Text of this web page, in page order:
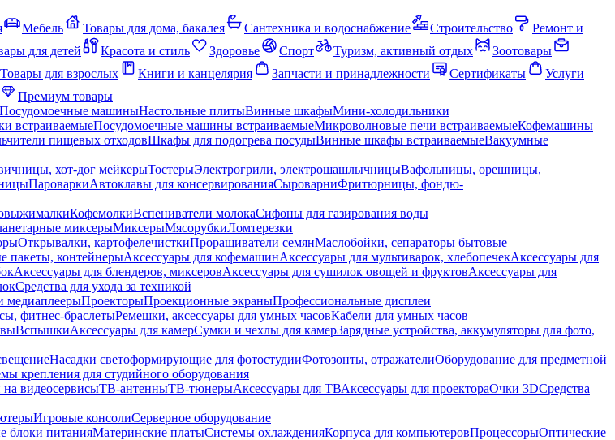
Мебель Товары для дома, бакалея Сантехника и водоснабжение Строительство
Ремонт и
для детей Красота и стиль Здоровье Спорт Туризм, активный отдых
Зоотовары
Товары для взрослых Книги и канцелярия Запчасти и принадлежности Сертификаты
Услуги
Премиум товары
Посудомоечные машиныНастольные плитыВинные шкафыМини-холодильники
встраиваемыеПосудомоечные машины встраиваемыеМикроволновые печи встраиваемыеКофемашины
пищевых отходовШкафы для подогрева посудыВинные шкафы встраиваемыеВакуумные
хот-дог мейкерыТостерыЭлектрогрили, электрошашлычницыВафельницы, орешницы,
ПароваркиАвтоклавы для консервированияСыроварниФритюрницы, фондю-
КофемолкиВспениватели молокаСифоны для газирования воды
миксерыМиксерыМясорубкиЛомтерезки
Открывалки, картофелечисткиПроращиватели семянМаслобойки, сепараторы бытовые
пакеты, контейнерыАксессуары для кофемашинАксессуары для мультиварок, хлебопечекАксессуары для
Аксессуары для блендеров, миксеровАксессуары для сушилок овощей и фруктовАксессуары для
Средства для ухода за техникой
медиаплеерыПроекторыПроекционные экраныПрофессиональные дисплеи
фитнес-браслетыРемешки, аксессуары для умных часовКабели для умных часов
ВспышкиАксессуары для камерСумки и чехлы для камерЗарядные устройства, аккумуляторы для фото,
Насадки светоформирующие для фотостудииФотозонты, отражателиОборудование для предметной
крепления для студийного оборудования
видеосервисыТВ-антенныТВ-тюнерыАксессуары для ТВАксессуары для проектораОчки 3DСредства
Игровые консолиСерверное оборудование
блоки питанияМатеринские платыСистемы охлажденияКорпуса для компьютеровПроцессорыОптические